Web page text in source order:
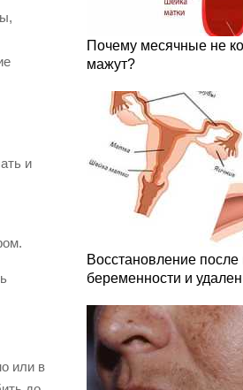
и
или в
Почему месячные не
мажут?
Восстановление
беременности и